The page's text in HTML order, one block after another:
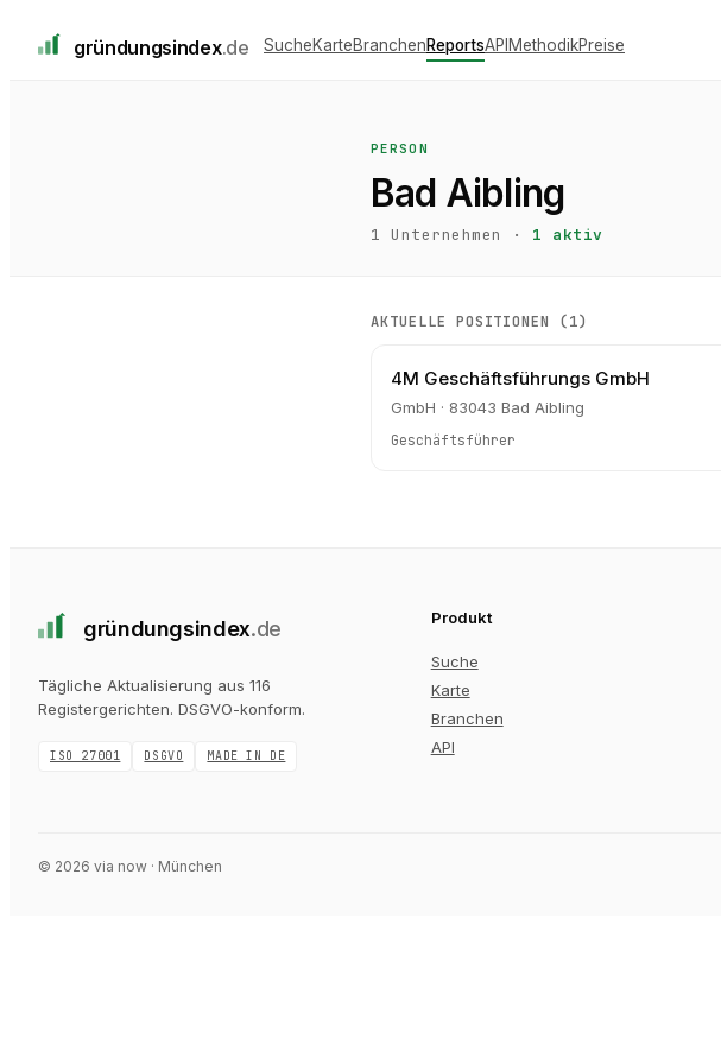
gründungsindex.de SucheKarteBranchenReportsAPIMethodikPreise
PERSON
Bad Aibling
1 Unternehmen · 1 aktiv
AKTUELLE POSITIONEN (1)
4M Geschäftsführungs GmbH
GmbH · 83043 Bad Aibling
Geschäftsführer
gründungsindex.de
Tägliche Aktualisierung aus 116
Registergerichten. DSGVO-konform.
ISO 27001 DSGVO MADE IN DE
Produkt
Suche
Karte
Branchen
API
© 2026 via now · München